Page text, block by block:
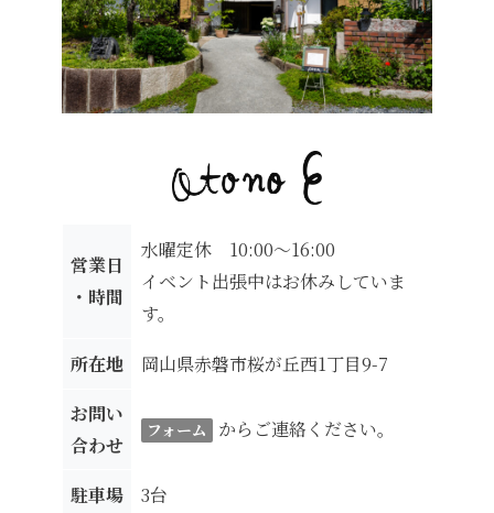
営業日
・時間
水曜定休 10:00～16:00
イベント出張中はお休みしていま
す。
所在地
岡山県赤磐市桜が丘西1丁目9-7
お問い
合わせ
フォーム からご連絡ください。
駐車場 3台